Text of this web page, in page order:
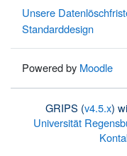
Unsere
Standarddesign
Powered by Moodle
GRIPS (v4.5.x)
Universität